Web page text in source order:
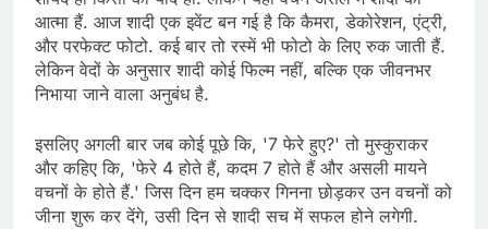
आत्मा हैं. आज शादी एक इवेंट बन गई है कि कैमरा, डेकोरेशन, एंट्री,
और परफेक्ट फोटो. कई बार तो रस्में भी फोटो के लिए रुक जाती हैं.
लेकिन वेदों के अनुसार शादी कोई फिल्म नहीं, बल्कि एक जीवनभर
निभाया जाने वाला अनुबंध है.
इसलिए अगली बार जब कोई पूछे कि, '7 फेरे हुए?' तो मुस्कुराकर
और कहिए कि, 'फेरे 4 होते हैं, कदम 7 होते हैं और असली मायने
वचनों के होते हैं.' जिस दिन हम चक्कर गिनना छोड़कर उन वचनों को
जीना शुरू कर देंगे, उसी दिन से शादी सच में सफल होने लगेगी.